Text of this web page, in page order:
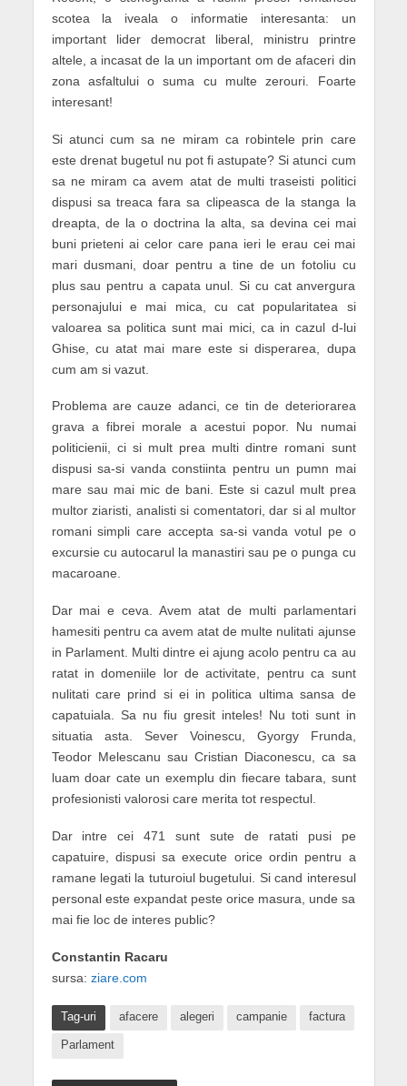
scotea la iveala o informatie interesanta: un
important lider democrat liberal, ministru printre
altele, a incasat de la un important om de afaceri din
zona asfaltului o suma cu multe zerouri. Foarte
interesant!
Si atunci cum sa ne miram ca robintele prin care
este drenat bugetul nu pot fi astupate? Si atunci cum
sa ne miram ca avem atat de multi traseisti politici
dispusi sa treaca fara sa clipeasca de la stanga la
dreapta, de la o doctrina la alta, sa devina cei mai
buni prieteni ai celor care pana ieri le erau cei mai
mari dusmani, doar pentru a tine de un fotoliu cu
plus sau pentru a capata unul. Si cu cat anvergura
personajului e mai mica, cu cat popularitatea si
valoarea sa politica sunt mai mici, ca in cazul d-lui
Ghise, cu atat mai mare este si disperarea, dupa
cum am si vazut.
Problema are cauze adanci, ce tin de deteriorarea
grava a fibrei morale a acestui popor. Nu numai
politicienii, ci si mult prea multi dintre romani sunt
dispusi sa-si vanda constiinta pentru un pumn mai
mare sau mai mic de bani. Este si cazul mult prea
multor ziaristi, analisti si comentatori, dar si al multor
romani simpli care accepta sa-si vanda votul pe o
excursie cu autocarul la manastiri sau pe o punga cu
macaroane.
Dar mai e ceva. Avem atat de multi parlamentari
hamesiti pentru ca avem atat de multe nulitati ajunse
in Parlament. Multi dintre ei ajung acolo pentru ca au
ratat in domeniile lor de activitate, pentru ca sunt
nulitati care prind si ei in politica ultima sansa de
capatuiala. Sa nu fiu gresit inteles! Nu toti sunt in
situatia asta. Sever Voinescu, Gyorgy Frunda,
Teodor Melescanu sau Cristian Diaconescu, ca sa
luam doar cate un exemplu din fiecare tabara, sunt
profesionisti valorosi care merita tot respectul.
Dar intre cei 471 sunt sute de ratati pusi pe
capatuire, dispusi sa execute orice ordin pentru a
ramane legati la tuturoiul bugetului. Si cand interesul
personal este expandat peste orice masura, unde sa
mai fie loc de interes public?
Constantin Racaru
sursa: ziare.com
Tag-uri afacere alegeri campanie factura
Parlament